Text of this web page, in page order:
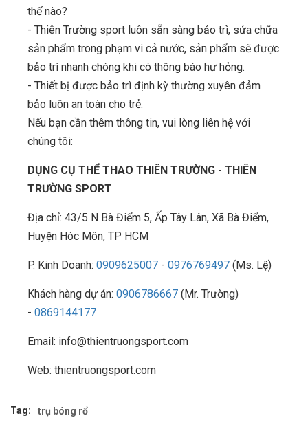
thế nào?
- Thiên Trường sport luôn sẵn sàng bảo trì, sửa chữa
sản phẩm trong phạm vi cả nước, sản phẩm sẽ được
bảo trì nhanh chóng khi có thông báo hư hỏng.
- Thiết bị được bảo trì định kỳ thường xuyên đảm
bảo luôn an toàn cho trẻ.
Nếu bạn cần thêm thông tin, vui lòng liên hệ với
chúng tôi:
DỤNG CỤ THỂ THAO THIÊN TRƯỜNG - THIÊN
TRƯỜNG SPORT
Địa chỉ: 43/5 N Bà Điểm 5, Ấp Tây Lân, Xã Bà Điểm,
Huyện Hóc Môn, TP HCM
P. Kinh Doanh: 0909625007 - 0976769497 (Ms. Lệ)
Khách hàng dự án: 0906786667 (Mr. Trường)
- 0869144177
Email: info@thientruongsport.com
Web: thientruongsport.com
Tag: trụ bóng rổ